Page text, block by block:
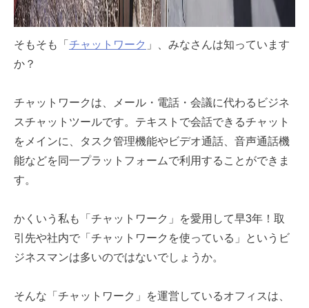
そもそも「 チャットワーク 」、みなさんは知っています
か？
チャットワークは、メール・電話・会議に代わるビジネ
スチャットツールです。テキストで会話できるチャット
をメインに、タスク管理機能やビデオ通話、音声通話機
能などを同一プラットフォームで利用することができま
す。
かくいう私も「チャットワーク」を愛用して早3年！取
引先や社内で「チャットワークを使っている」というビ
ジネスマンは多いのではないでしょうか。
そんな「チャットワーク」を運営しているオフィスは、